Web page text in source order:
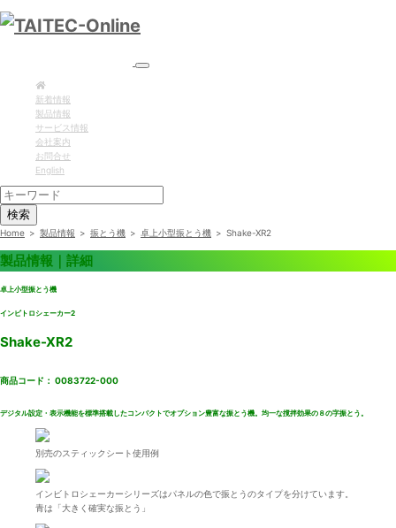
新着情報
製品情報
サービス情報
会社案内
お問合せ
English
検索
Home > 製品情報 > 振とう機 > 卓上小型振とう機 > Shake-XR2
製品情報｜詳細
卓上小型振とう機
インビトロシェーカー2
Shake-XR2
商品コード： 0083722-000
デジタル設定・表示機能を標準搭載したコンパクトでオプション豊富な振とう機。均一な撹拌効果の８の字振とう。
別売のスティックシート使用例
インビトロシェーカーシリーズはパネルの色で振とうのタイプを分けています。
青は「大きく確実な振とう」